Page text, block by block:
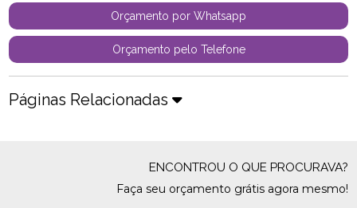
Orçamento por Whatsapp
Orçamento pelo Telefone
Páginas Relacionadas
ENCONTROU O QUE PROCURAVA?
Faça seu orçamento grátis agora mesmo!